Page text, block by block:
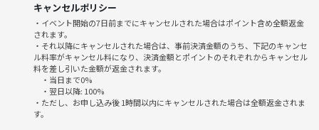
【お料理】
お店お任せ5品予定
（例：漬物、チーズ盛り合わせ、マリネ、唐揚げ、お肉料理など）
【ドリンク】
種類豊富な飲み放題付き予定
＊一部対象外メニューあり 。詳細は当日のお楽しみです
キャンセルポリシー
・イベント開始の7日前までにキャンセルされた場合はポイント含め全額返金
されます。
・それ以降にキャンセルされた場合は、事前決済金額のうち、下記のキャンセ
ル料率がキャンセル料になり、決済金額とポイントのそれぞれからキャンセル
料を差し引いた金額が返金されます。
・当日まで0%
・翌日以降: 100%
・ただし、お申し込み後 1時間以内にキャンセルされた場合は全額返金されま
す。